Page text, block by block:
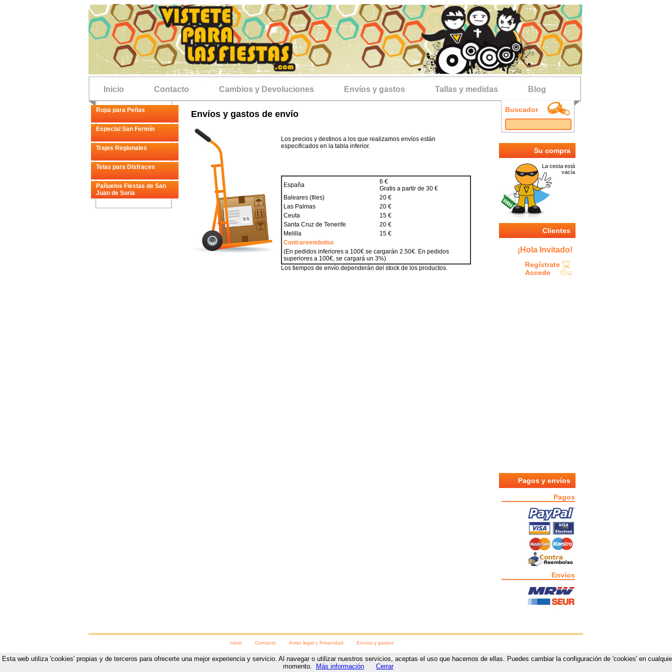
Inicio Contacto Cambios y Devoluciones Envíos y gastos Tallas y medidas Blog
Ropa para Peñas
Especial San Fermín
Trajes Regionales
Telas para Disfraces
Pañuelos Fiestas de San
Juan de Soria
Envíos y gastos de envío
Los precios y destinos a los que realizamos envíos están
especificados en la tabla inferior.
España
6 €
Gratis a partir de 30 €
Baleares (Illes)
20 €
Las Palmas
20 €
Ceuta
15 €
Santa Cruz de Tenerife
20 €
Melilla
15 €
Contrareembolso
(En pedidos inferiores a 100€ se cargarán 2.50€. En pedidos
superiores a 100€, se cargará un 3%)
Los tiempos de envío dependerán del stock de los productos.
Buscador
Su compra
La cesta está
vacía
Clientes
¡Hola Invitado!
Regístrate
Accede
Pagos y envíos
Pagos
Envíos
Inicio Contacto Aviso legal y Privacidad Envíos y gastos
Vistete para las fiestasC/ Numancia, 8,Soria, ( Soria). Teléfono:975230078https://www.visteteparalasfiestas.com
Diseño y desarrollo webporwww.NetyTec.com
Esta web utiliza 'cookies' propias y de terceros para ofrecerte una mejor experiencia y servicio. Al navegar o utilizar nuestros servicios, aceptas el uso que hacemos de ellas. Puedes cambiar la configuración de 'cookies' en
momento.
Más información Cerrar